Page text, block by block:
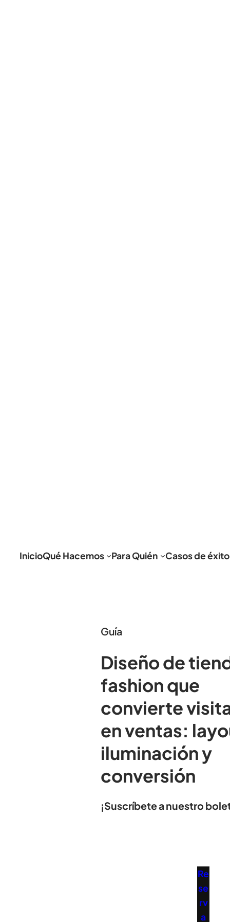
InicioQué Hacemos Para Quién Casos de éxito
Guía
Diseño de
fashion que
convierte
en ventas:
iluminación y
conversión
¡Suscríbete a nuestro
Re
se
rv
a